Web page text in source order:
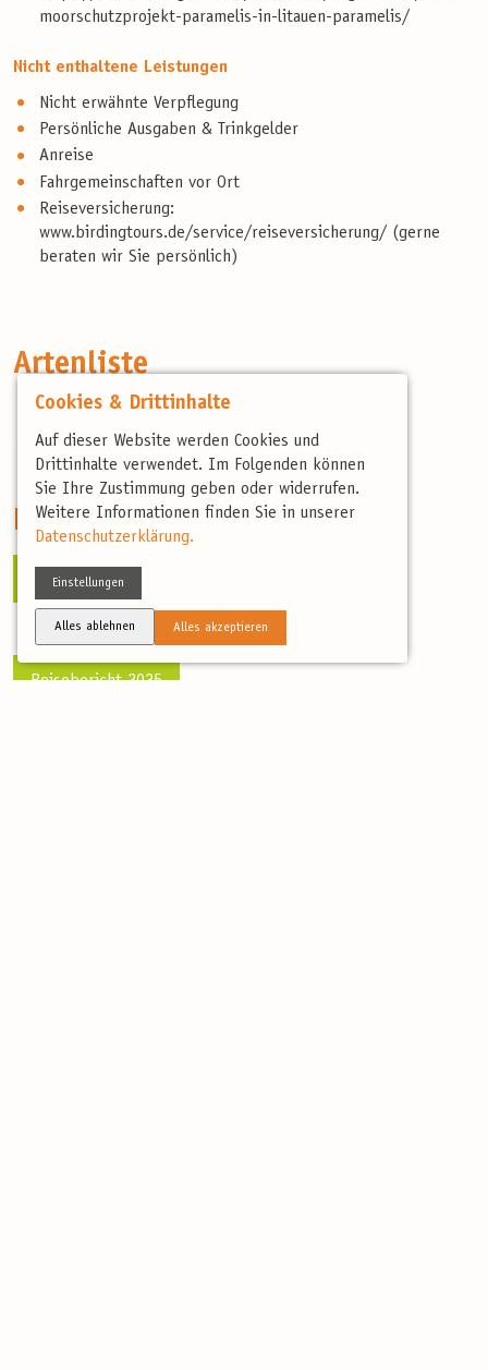
Cookies & Drittinhalte
Auf dieser Website werden Cookies und
Drittinhalte verwendet. Im Folgenden können
Sie Ihre Zustimmung geben oder widerrufen.
Weitere Informationen finden Sie in unserer
Datenschutzerklärung.
Einstellungen
Alles ablehnen Alles akzeptieren
moorschutzprojekt-paramelis-in-litauen-paramelis/
Nicht enthaltene Leistungen
Nicht erwähnte Verpflegung
Persönliche Ausgaben & Trinkgelder
Anreise
Fahrgemeinschaften vor Ort
Reiseversicherung:
www.birdingtours.de/service/reiseversicherung/ (gerne
beraten wir Sie persönlich)
Artenliste
Reiseberichte
Reisebericht 2026
Reisebericht 2025